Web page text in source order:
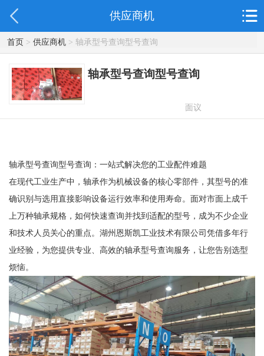
供应商机
首页> 供应商机> 轴承型号查询型号查询
轴承型号查询型号查询
面议
轴承型号查询型号查询：一站式解决您的工业配件难题
在现代工业生产中，轴承作为机械设备的核心零部件，其型号的准
确识别与选用直接影响设备运行效率和使用寿命。面对市面上成千
上万种轴承规格，如何快速查询并找到适配的型号，成为不少企业
和技术人员关心的重点。湖州恩斯凯工业技术有限公司凭借多年行
业经验，为您提供专业、高效的轴承型号查询服务，让您告别选型
烦恼。